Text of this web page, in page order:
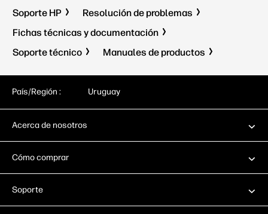
Soporte HP
Resolución de problemas
Fichas técnicas y documentación
Soporte técnico
Manuales de productos
País/Región : Uruguay
Acerca de nosotros
Cómo comprar
Soporte